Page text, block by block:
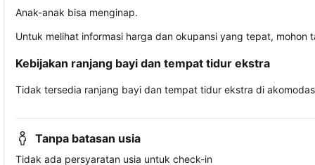
Anak-anak bisa menginap.
Untuk melihat informasi harga dan okupansi yang tepat,
Kebijakan ranjang bayi dan tempat tidur ekstra
Tidak tersedia ranjang bayi dan tempat tidur ekstra di
Tanpa batasan usia
Tidak ada persyaratan usia untuk check-in